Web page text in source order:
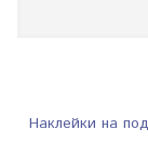
Наклейки на